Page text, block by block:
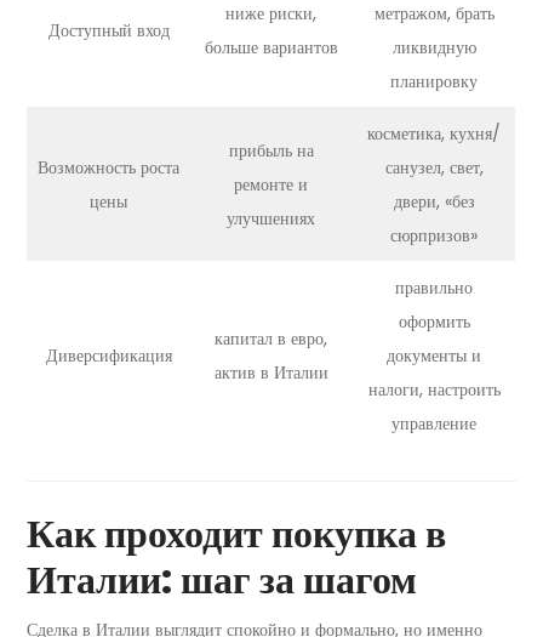
Доступный вход
ниже риски,
больше вариантов
метражом, брать
ликвидную
планировку
Возможность роста
цены
прибыль на
ремонте и
улучшениях
косметика, кухня/
санузел, свет,
двери, «без
сюрпризов»
Диверсификация
капитал в евро,
актив в Италии
правильно
оформить
документы и
налоги, настроить
управление
Как проходит покупка в
Италии: шаг за шагом
Сделка в Италии выглядит спокойно и формально, но именно